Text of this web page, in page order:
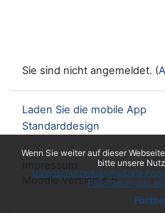
Wenn Sie weiter auf dieser
bitte unsere
Datenschutzerklärung/Data
Pflichten/Rights
Sie sind nicht angemeldet. (
Laden Sie die mobile App
Standarddesign
Moodle Version 4.5